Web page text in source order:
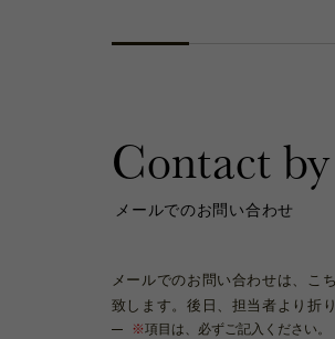
Contact
メールでのお問い合わせ
メールでのお問い合わせは、こ
致します。後日、担当者より折
※項目は、必ずご記入ください。